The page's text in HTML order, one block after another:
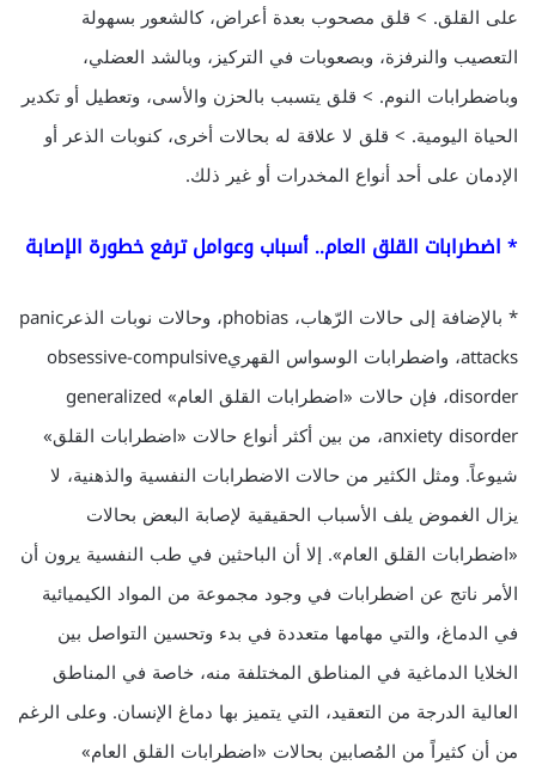
على القلق. > قلق مصحوب بعدة أعراض، كالشعور بسهولة
التعصيب والنرفزة، وبصعوبات في التركيز، وبالشد العضلي،
وباضطرابات النوم. > قلق يتسبب بالحزن والأسى، وتعطيل أو تكدير
الحياة اليومية. > قلق لا علاقة له بحالات أخرى، كنوبات الذعر أو
الإدمان على أحد أنواع المخدرات أو غير ذلك.
* اضطرابات القلق العام.. أسباب وعوامل ترفع خطورة الإصابة
* بالإضافة إلى حالات الرّهاب، phobias، وحالات نوبات الذعرpanic
attacks، واضطرابات الوسواس القهريobsessive-compulsive
disorder، فإن حالات «اضطرابات القلق العام» generalized
anxiety disorder، من بين أكثر أنواع حالات «اضطرابات القلق»
شيوعاً. ومثل الكثير من حالات الاضطرابات النفسية والذهنية، لا
يزال الغموض يلف الأسباب الحقيقية لإصابة البعض بحالات
«اضطرابات القلق العام». إلا أن الباحثين في طب النفسية يرون أن
الأمر ناتج عن اضطرابات في وجود مجموعة من المواد الكيميائية
في الدماغ، والتي مهامها متعددة في بدء وتحسين التواصل بين
الخلايا الدماغية في المناطق المختلفة منه، خاصة في المناطق
العالية الدرجة من التعقيد، التي يتميز بها دماغ الإنسان. وعلى الرغم
من أن كثيراً من المُصابين بحالات «اضطرابات القلق العام»